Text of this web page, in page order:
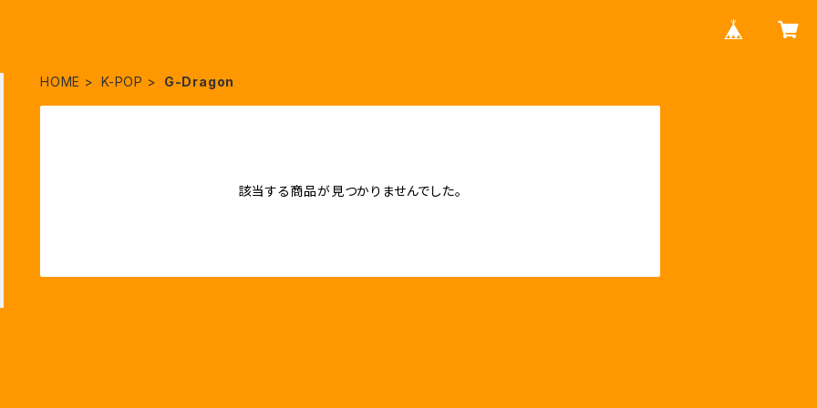
HOME K-POP G-Dragon
該当する商品が見つかりませんでした。